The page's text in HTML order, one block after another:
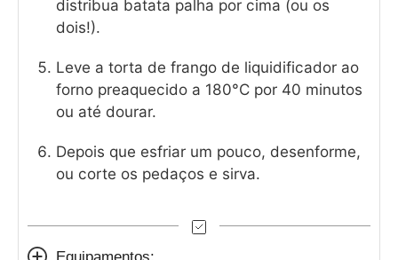
distribua batata palha por cima (ou os
dois!).
Leve a torta de frango de liquidificador ao
forno preaquecido a 180°C por 40 minutos
ou até dourar.
Depois que esfriar um pouco, desenforme,
ou corte os pedaços e sirva.